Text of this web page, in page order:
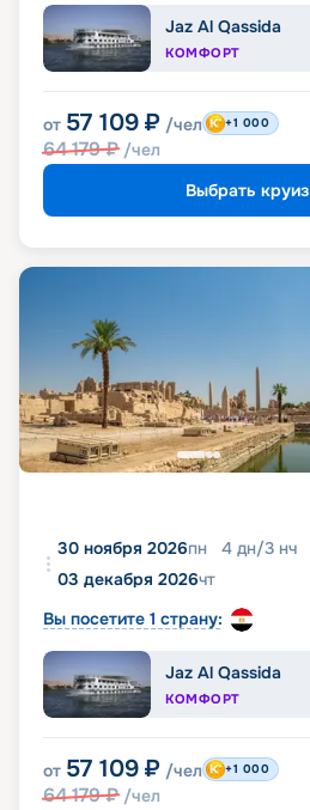
Jaz Al Qassida
КОМФОРТ
от 57 109 ₽ /чел
64 179₽ /чел
+1 000
Выбрать круиз
30 ноября 2026пн 4 дн/3 нч
03 декабря 2026чт
Вы посетите 1 страну:
Jaz Al Qassida
КОМФОРТ
от 57 109 ₽ /чел
64 179₽ /чел
+1 000